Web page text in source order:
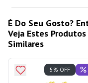
É Do Seu Gosto?
Veja Estes Produtos
Similares
5% OFF